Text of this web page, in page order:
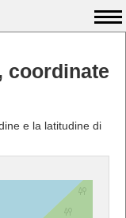
coordinate
e la latitudine di